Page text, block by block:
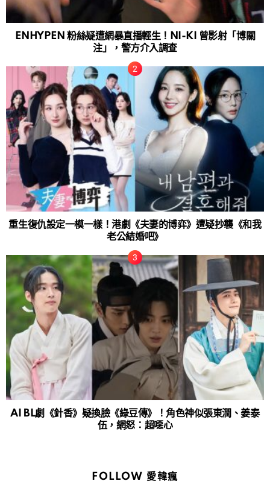
ENHYPEN 粉絲疑遭網暴直播輕生！NI-KI 曾影射「博關
注」，警方介入調查
重生復仇設定一模一樣！港劇《夫妻的博弈》遭疑抄襲《和我
老公結婚吧》
AI BL劇《針香》疑換臉《綠豆傳》！角色神似張東潤、姜泰
伍，網怒：超噁心
FOLLOW 愛韓瘋